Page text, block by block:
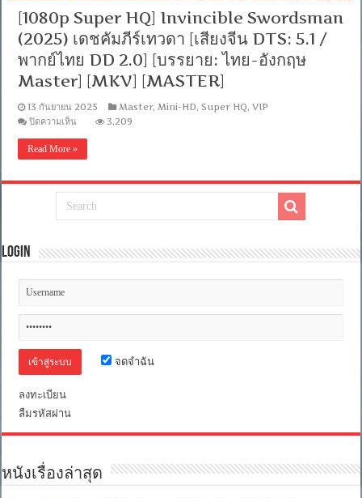
[1080p Super HQ] Invincible Swordsman
(2025) เดชคัมภีร์เทวดา [เสียงจีน DTS: 5.1 /
พากย์ไทย DD 2.0] [บรรยาย: ไทย-อังกฤษ
Master] [MKV] [MASTER]
13 กันยายน 2025 Master, Mini-HD,Super HQ,VIP
ปิดความเห็น
HQ]
Swordsman
เดช
[เสียง
จีน
2.0]
[บรรยาย:
ไทย-
3,209
Read More »
Login
จดจำฉัน
ลงทะเบียน
ลืมรหัสผ่าน
หนังเรื่องล่าสุด